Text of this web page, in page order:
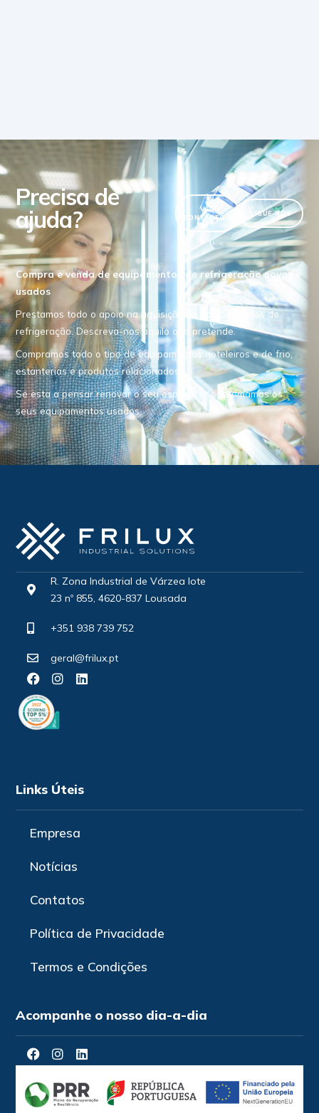
Precisa de
ajuda?
VER
CONTACTOS
LIGUE-NOS
Compra e venda de equipamentos de refrigeração novos e
usados
Prestamos todo o apoio na aquisição de equipamentos de
refrigeração. Descreva-nos aquilo que pretende.
Compramos todo o tipo de equipamentos hoteleiros e de frio,
estanterias e produtos relacionados.
Se esta a pensar renovar o seu espaço, nós retomamos os
seus equipamentos usados.
R. Zona Industrial de Várzea lote
23 nº 855, 4620-837 Lousada
+351 938 739 752
geral@frilux.pt
Links Úteis
Empresa
Notícias
Contatos
Política de Privacidade
Termos e Condições
Acompanhe o nosso dia-a-dia